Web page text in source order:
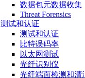
数据包元数据收集
Threat Forensics
测试和认证
测试和认证
比特误码率
以太网测试
光纤识别仪
光纤端面检测和清